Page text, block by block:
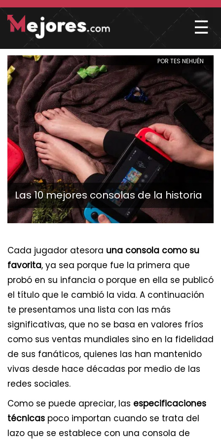
☰
POR TES NEHUÉN
Las 10 mejores consolas de la historia
Cada jugador atesora una consola como su
favorita, ya sea porque fue la primera que
probó en su infancia o porque en ella se publicó
el título que le cambió la vida. A continuación
te presentamos una lista con las más
significativas, que no se basa en valores fríos
como sus ventas mundiales sino en la fidelidad
de sus fanáticos, quienes las han mantenido
vivas desde hace décadas por medio de las
redes sociales.
Como se puede apreciar, las especificaciones
técnicas poco importan cuando se trata del
lazo que se establece con una consola de